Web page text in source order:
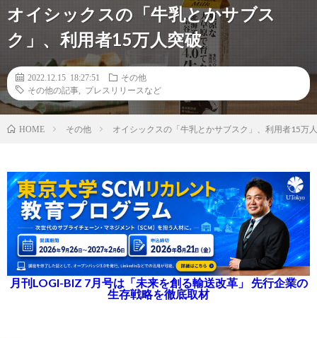
オイシックスの「牛乳とかサブス
ク」、利用者15万人突破
2022.12.15 18:27:51
その他
その他の記事
プレスリリースなど
HOME その他 オイシックスの「牛乳とかサブスク」、利用者15万
月刊LOGI-BIZ 7月号は「未来を創る輸送改革」 先行企業の
生存戦略を徹底取材